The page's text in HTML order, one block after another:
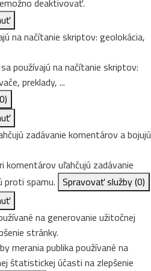
deaktivovať.
na načítanie skriptov: geolokácia,
používajú na načítanie skriptov:
preklady, ...
zadávanie komentárov a bojujú
komentárov uľahčujú zadávanie
proti spamu. Spravovať služby(0)
na generovanie užitočnej
stránky.
merania publika používané na
štatistickej účasti na zlepšenie